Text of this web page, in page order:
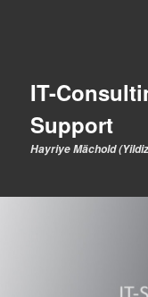
IT-
Support
Hayriye Mächold